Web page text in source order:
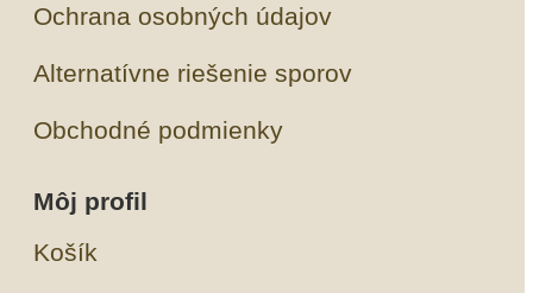
Ochrana osobných údajov
Alternatívne riešenie sporov
Obchodné podmienky
Môj profil
Košík